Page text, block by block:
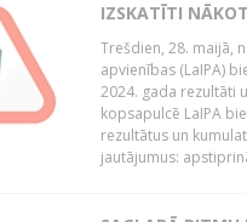
IZSKATĪTI
Trešdien, 28. maijā,
apvienības (LaIPA)
2024. gada rezultāti
kopsapulcē LaIPA
rezultātus un
jautājumus: